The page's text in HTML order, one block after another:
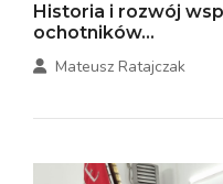
Historia i rozwój
ochotników...
Mateusz Ratajczak